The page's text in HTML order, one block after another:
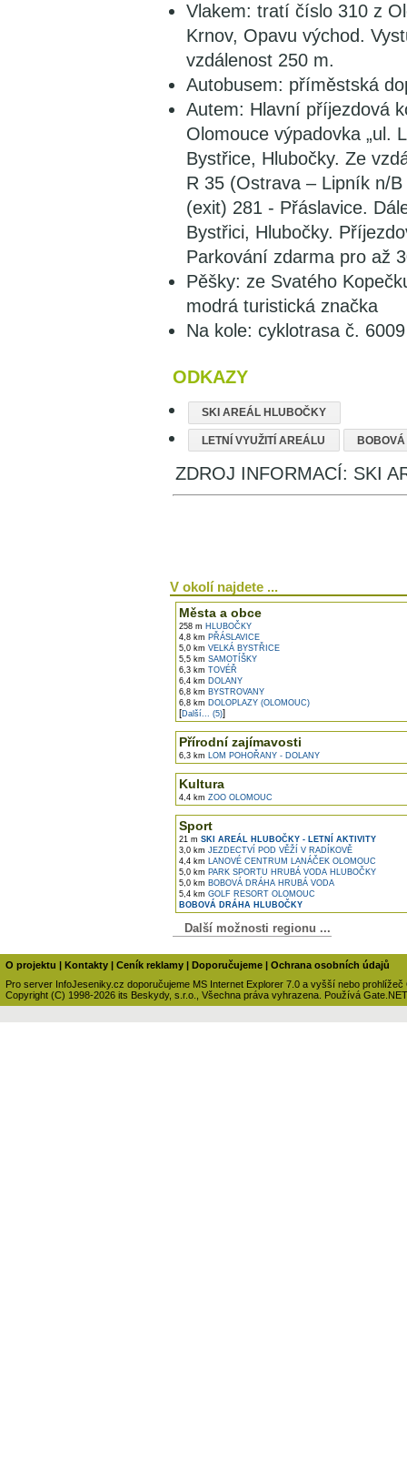
Vlakem: tratí číslo 310 z
Krnov, Opavu východ.
vzdálenost 250 m.
Autobusem: příměstská
Autem: Hlavní příjezdová
Olomouce výpadovka „ul.
Bystřice, Hlubočky. Ze
R 35 (Ostrava – Lipník n/
(exit) 281 - Přáslavice.
Bystřici, Hlubočky.
Parkování zdarma pro až
Pěšky: ze Svatého
modrá turistická značka
Na kole: cyklotrasa č. 6009
ODKAZY
SKI AREÁL HLUBOČKY
LETNÍ VYUŽITÍ AREÁLU
ZDROJ INFORMACÍ: SKI
V okolí najdete ...
Města a obce
258 m HLUBOČKY
4,8 km PŘÁSLAVICE
5,0 km VELKÁ BYSTŘICE
5,5 km SAMOTÍŠKY
6,3 km TOVÉŘ
6,4 km DOLANY
6,8 km BYSTROVANY
6,8 km DOLOPLAZY (OLOMOUC)
[Další... (5)]
Přírodní zajímavosti
6,3 km LOM POHOŘANY - DOLANY
Kultura
4,4 km ZOO OLOMOUC
Sport
21 m SKI AREÁL HLUBOČKY - LETNÍ AKTIVITY
3,0 km JEZDECTVÍ POD VĚŽÍ V RADÍKOVĚ
4,4 km LANOVÉ CENTRUM LANÁČEK OLOMOUC
5,0 km PARK SPORTU HRUBÁ VODA HLUBOČKY
5,0 km BOBOVÁ DRÁHA HRUBÁ VODA
5,4 km GOLF RESORT OLOMOUC
BOBOVÁ DRÁHA HLUBOČKY
Další možnosti regionu ...
O projektu | Kontakty | Ceník reklamy | Doporučujeme | Ochrana osobních údajů
Pro server InfoJeseniky.cz doporučujeme MS Internet Explorer 7.0 a vyšší nebo prohlížeč
Copyright (C) 1998-2026 its Beskydy, s.r.o., Všechna práva vyhrazena. Používá